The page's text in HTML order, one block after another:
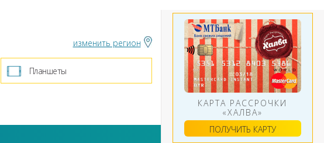
изменить регион
Планшеты
КАРТА РАССРОЧКИ
«ХАЛВА»
ПОЛУЧИТЬ КАРТУ